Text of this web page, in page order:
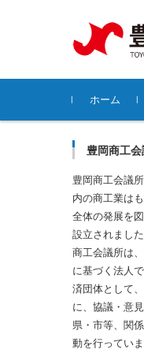
コンテンツに
ホーム
豊岡商工
豊岡商工会議
内の商工業は
全体の発展を
設立されました
商工会議所は
に基づく法人
済団体として
に、協議・意
県・市等、関
動を行っていま